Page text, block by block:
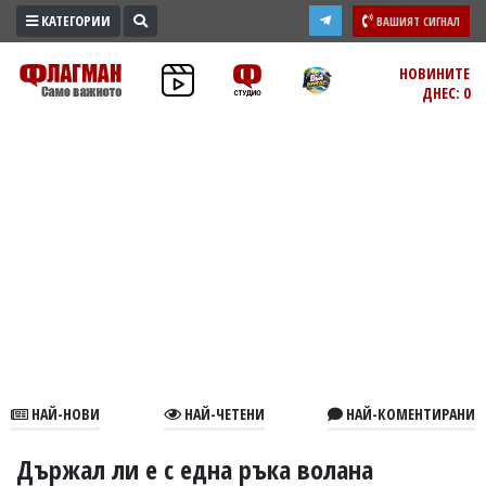
ПРОМО
ЗОНА
КАТЕГОРИИ ВАШИЯТ СИГНАЛ
НОВИНИТЕ
ДНЕС: 0
НАЙ-НОВИ НАЙ-ЧЕТЕНИ НАЙ-КОМЕНТИРАНИ
Държал ли е с една ръка волана